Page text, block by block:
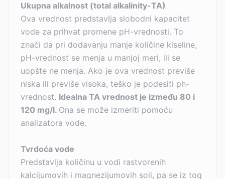
Ukupna alkalnost (total alkalinity-TA)
Ova vrednost predstavlja slobodni kapacitet
vode za prihvat promene pH-vrednosti. To
znači da pri dodavanju manje količine kiseline,
pH-vrednost se menja u manjoj meri, ili se
uopšte ne menja. Ako je ova vrednost previše
niska ili previše visoka, teško je podesiti ph-
vrednost. Idealna TA vrednost je između 80 i
120 mg/l. Ona se može izmeriti pomoću
analizatora vode.
Tvrdoća vode
Predstavlja količinu u vodi rastvorenih
kalcijumovih i magnezijumovih soli, pa se iz tog